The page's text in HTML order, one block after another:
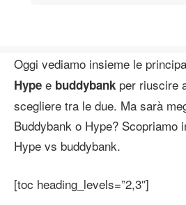
Oggi vediamo insieme le
Hype e buddybank per riuscire
scegliere tra le due. Ma sarà
Buddybank o Hype? Scopriamo
Hype vs buddybank.
[toc heading_levels=”2,3″]